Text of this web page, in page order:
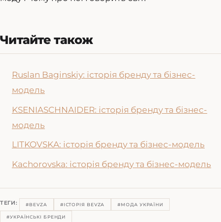
Читайте також
Ruslan Baginskiy: історія бренду та бізнес-
модель
KSENIASCHNAIDER: історія бренду та бізнес-
модель
LITKOVSKA: історія бренду та бізнес-модель
Kachorovska: історія бренду та бізнес-модель
ТЕГИ: #BEVZA #ІСТОРІЯ BEVZA #МОДА УКРАЇНИ
#УКРАЇНСЬКІ БРЕНДИ